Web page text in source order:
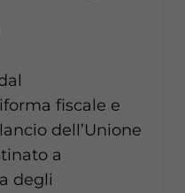
fiscale e
dell’Unione
a
degli